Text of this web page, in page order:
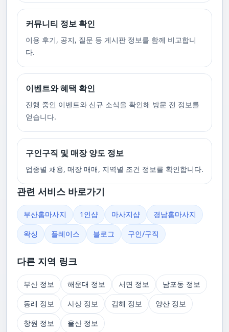
커뮤니티 정보 확인
이용 후기, 공지, 질문 등 게시판 정보를 함께 비교합니
다.
이벤트와 혜택 확인
진행 중인 이벤트와 신규 소식을 확인해 방문 전 정보를
얻습니다.
구인구직 및 매장 양도 정보
업종별 채용, 매장 매매, 지역별 조건 정보를 확인합니다.
관련 서비스 바로가기
부산홈마사지 1인샵 마사지샵
경남홈마사지
왁싱
플레이스 블로그 구인/구직
다른 지역 링크
부산 정보 해운대 정보 서면 정보
남포동 정보
동래 정보
사상 정보 김해 정보
양산 정보
창원 정보
울산 정보